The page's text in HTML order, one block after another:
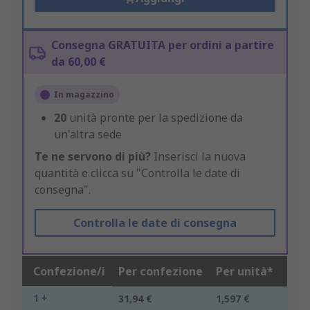
Consegna GRATUITA per ordini a partire
da 60,00 €
In magazzino
20 unità pronte per la spedizione da
un'altra sede
Te ne servono di più? Inserisci la nuova
quantità e clicca su "Controlla le date di
consegna".
Controlla le date di consegna
Confezione/i Per confezione Per unità*
1 + 31,94 € 1,597 €